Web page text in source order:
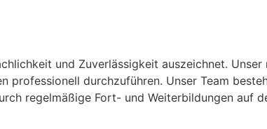
und Zuverlässigkeit auszeichnet.
durchzuführen. Unser Team
regelmäßige Fort- und Weiterbildungen auf